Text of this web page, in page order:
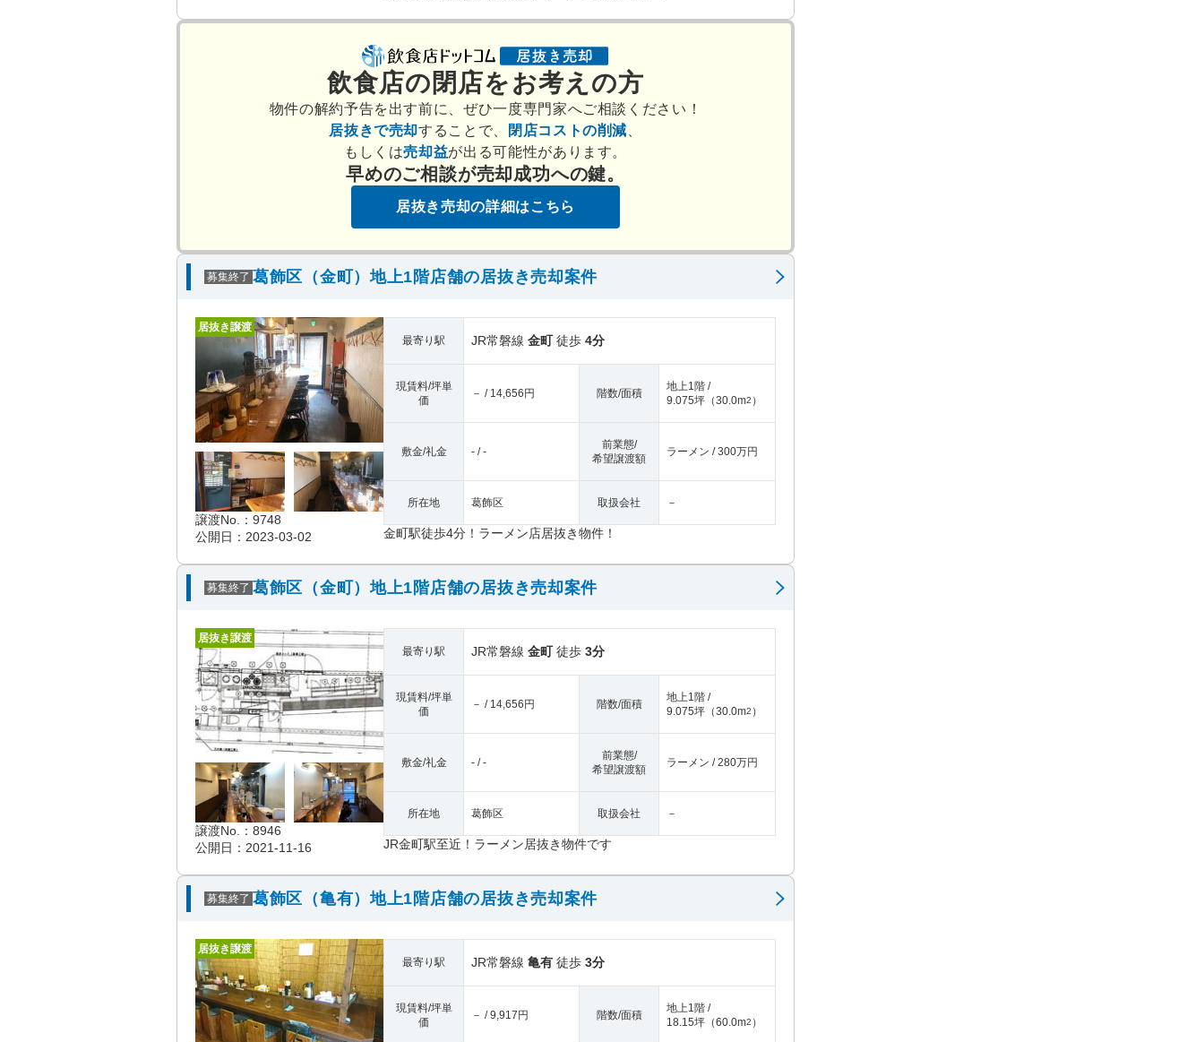
飲食店の閉店をお考えの方
物件の解約予告を出す前に、ぜひ一度専門家へご相談ください！
居抜きで売却することで、 閉店コストの削減
もしくは売却益が出る可能性があります。
早めのご相談が売却成功への鍵。
居抜き売却の詳細はこちら
募集終了 葛飾区（金町）地上1階店舗の居抜き売却案件
居抜き譲渡
譲渡No.：9748
公開日：2023-03-02
最寄り駅 JR常磐線 金町徒歩 4分
現賃料/坪単
価
－ / 14,656円 階数/面積
地上1階 /
9.075坪 （30.0m2 ）
敷金/礼金 - / -
前業態/
希望譲渡額
ラーメン / 300万円
所在地 葛飾区 取扱会社 －
金町駅徒歩4分！ラーメン店居抜き物件！
募集終了 葛飾区（金町）地上1階店舗の居抜き売却案件
居抜き譲渡
譲渡No.：8946
公開日：2021-11-16
最寄り駅 JR常磐線 金町徒歩 3分
現賃料/坪単
価
－ / 14,656円 階数/面積
地上1階 /
9.075坪 （30.0m2 ）
敷金/礼金 - / -
前業態/
希望譲渡額
ラーメン / 280万円
所在地 葛飾区 取扱会社 －
JR金町駅至近！ラーメン居抜き物件です
募集終了 葛飾区（亀有）地上1階店舗の居抜き売却案件
居抜き譲渡
最寄り駅 JR常磐線 亀有 徒歩 3分
現賃料/坪単
価
－ / 9,917円 階数/面積
地上1階 /
18.15坪 （60.0m2 ）